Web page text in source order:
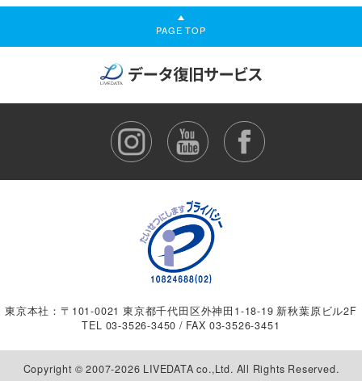
PAGE TOP
東京本社：〒101-0021 東京都千代田区外神田1-18-19 新秋葉原ビル2F
TEL 03-3526-3450 / FAX 03-3526-3451
Copyright © 2007-2026 LIVEDATA co.,Ltd. All Rights Reserved.